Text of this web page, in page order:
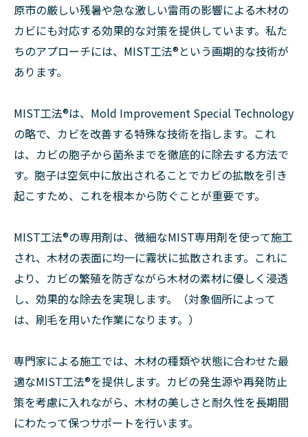
原市の厳しい残暑や急な激しい雷雨の影響による木材の
カビにも対応する効果的な対策を提供しています。私た
ちのアプローチには、MIST工法®という画期的な技術が
あります。
MIST工法®は、Mold Improvement Special Technology
の略で、カビを改善する特殊な技術を指します。これ
は、カビの胞子から菌糸までを徹底的に除去する方法で
す。胞子は空気中に放出されることでカビの拡散を引き
起こすため、これを根本から防ぐことが重要です。
MIST工法®の専用剤は、微細なMIST専用剤を使って施工
され、木材の表面に均一に霧状に拡散されます。これに
より、カビの繁殖を防ぎながら木材の素材に優しく浸透
し、効果的な除去を実現します。（対象個所によって
は、刷毛を用いた作業になります。）
専門家による施工では、木材の種類や状態に合わせた最
適なMIST工法®を提供します。カビの発生源や再発防止
策を考慮に入れながら、木材の美しさと耐久性を長期間
にわたって保つサポートを行います。